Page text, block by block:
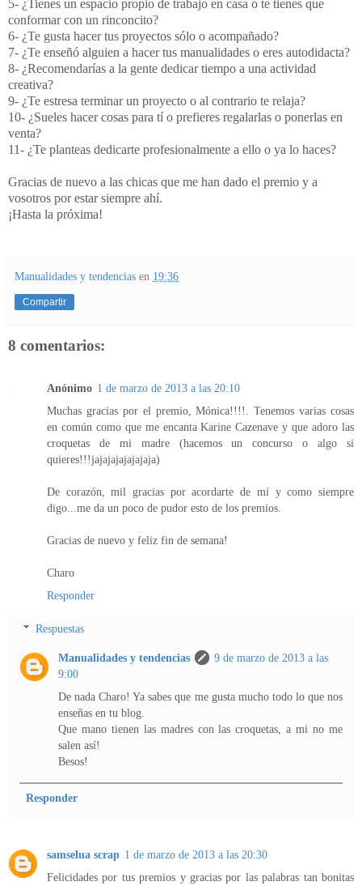
5- ¿Tienes un espacio propio de trabajo en casa o te tienes que
conformar con un rinconcito?
6- ¿Te gusta hacer tus proyectos sólo o acompañado?
7- ¿Te enseñó alguien a hacer tus manualidades o eres autodidacta?
8- ¿Recomendarías a la gente dedicar tiempo a una actividad
creativa?
9- ¿Te estresa terminar un proyecto o al contrario te relaja?
10- ¿Sueles hacer cosas para tí o prefieres regalarlas o ponerlas en
venta?
11- ¿Te planteas dedicarte profesionalmente a ello o ya lo haces?
Gracias de nuevo a las chicas que me han dado el premio y a
vosotros por estar siempre ahí.
¡Hasta la próxima!
Manualidades y tendencias en 19:36
Compartir
8 comentarios:
Anónimo 1 de marzo de 2013 a las 20:10
Muchas gracias por el premio, Mónica!!!!. Tenemos varias cosas
en común como que me encanta Karine Cazenave y que adoro las
croquetas de mi madre (hacemos un concurso o algo si
quieres!!!jajajajajajajaja)
De corazón, mil gracias por acordarte de mí y como siempre
digo...me da un poco de pudor esto de los premios.
Gracias de nuevo y feliz fin de semana!
Charo
Responder
Respuestas
Manualidades y tendencias
9 de marzo de 2013 a las
9:00
De nada Charo! Ya sabes que me gusta mucho todo lo que nos
enseñas en tu blog.
Que mano tienen las madres con las croquetas, a mi no me
salen así!
Besos!
Responder
samselua scrap 1 de marzo de 2013 a las 20:30
Felicidades por tus premios y gracias por las palabras tan bonitas